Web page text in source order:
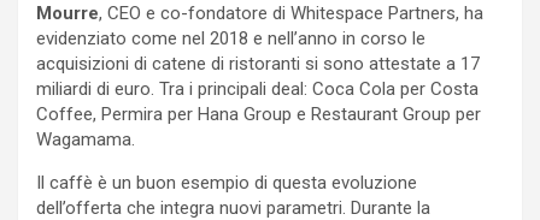
Mourre, CEO e co-fondatore di Whitespace Partners, ha
evidenziato come nel 2018 e nell’anno in corso le
acquisizioni di catene di ristoranti si sono attestate a 17
miliardi di euro. Tra i principali deal: Coca Cola per Costa
Coffee, Permira per Hana Group e Restaurant Group per
Wagamama.
Il caffè è un buon esempio di questa evoluzione
dell’offerta che integra nuovi parametri. Durante la